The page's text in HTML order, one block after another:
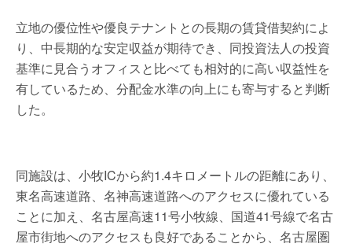
立地の優位性や優良テナントとの長期の賃貸借契約によ
り、中長期的な安定収益が期待でき、同投資法人の投資
基準に見合うオフィスと比べても相対的に高い収益性を
有しているため、分配金水準の向上にも寄与すると判断
した。
同施設は、小牧ICから約1.4キロメートルの距離にあり、
東名高速道路、名神高速道路へのアクセスに優れている
ことに加え、名古屋高速11号小牧線、国道41号線で名古
屋市街地へのアクセスも良好であることから、名古屋圏